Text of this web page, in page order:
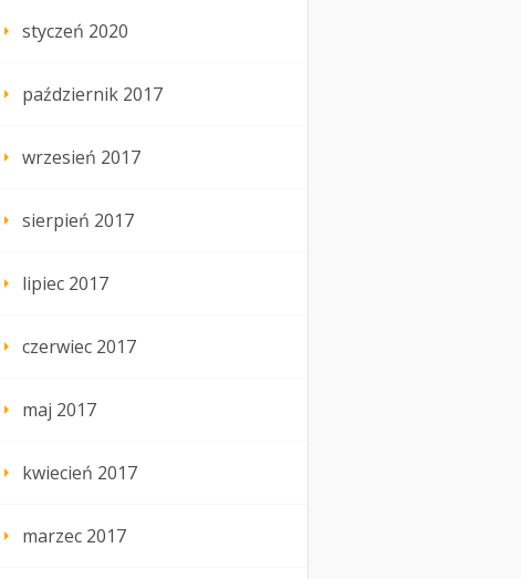
styczeń 2020
październik 2017
wrzesień 2017
sierpień 2017
lipiec 2017
czerwiec 2017
maj 2017
kwiecień 2017
marzec 2017